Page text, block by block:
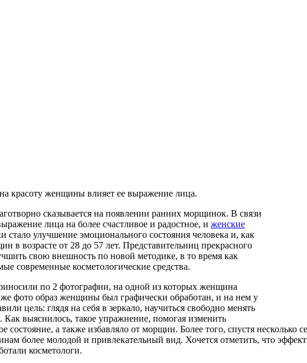
красоту женщины влияет ее выражение лица.
сказывается на появлении ранних морщинок. В связи
лица на более счастливое и радостное, и женские
улучшение эмоционального состояния человека и, как
в возрасте от 28 до 57 лет. Представительниц прекрасного
свою внешность по новой методике, в то время как
современные косметологические средства.
по 2 фотографии, на одной из которых женщина
фото образ женщины был графически обработан, и на нем у
цель: глядя на себя в зеркало, научиться свободно менять
выяснилось, такое упражнение, помогая изменить
а также избавляло от морщин. Более того, спустя несколько
более молодой и привлекательный вид. Хочется отметить, что
косметологи.